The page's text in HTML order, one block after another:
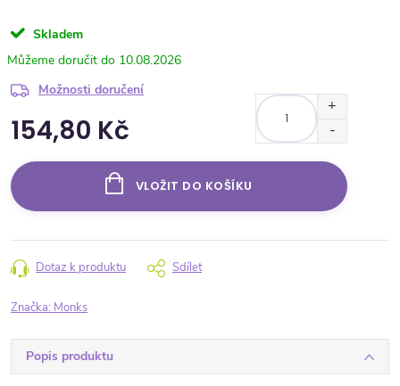
Skladem
10.08.2026
Možnosti doručení
154,80 Kč
VLOŽIT DO KOŠÍKU
Dotaz k produktu Sdílet
Značka: Monks
Popis produktu